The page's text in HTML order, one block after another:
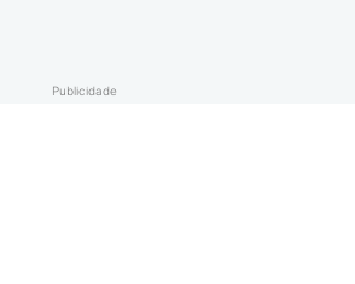
Publicidade